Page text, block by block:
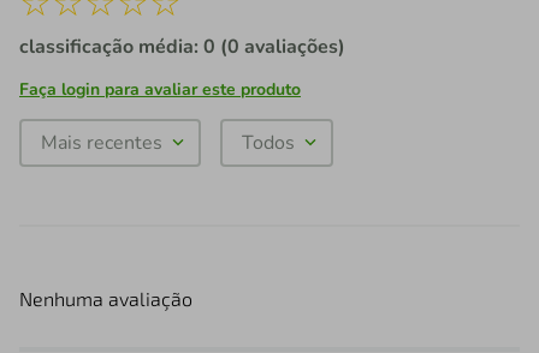
classificação média: 0 (0 avaliações)
Faça login para avaliar este produto
Mais recentes Todos
Nenhuma avaliação